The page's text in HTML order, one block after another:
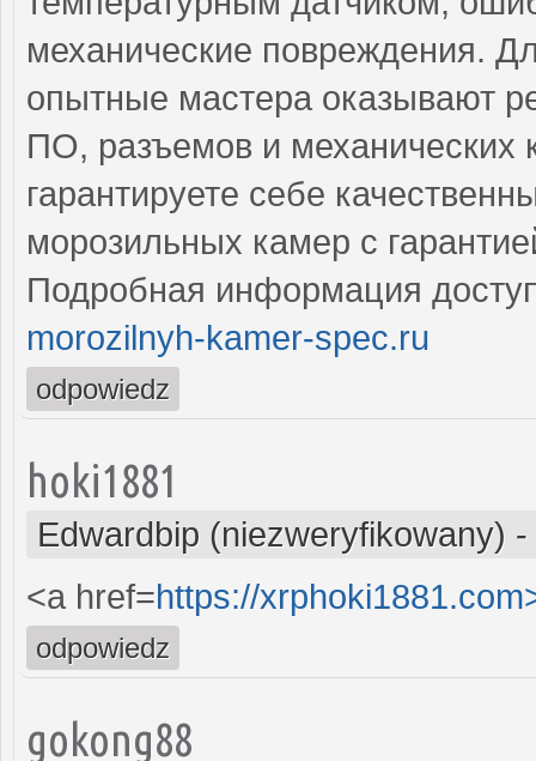
механические повреждения.
опытные мастера оказывают
ПО, разъемов и механических
гарантируете себе
морозильных камер с
Подробная информация
morozilnyh-kamer-spec.ru
odpowiedz
hoki1881
Edwardbip (niezweryfikowany) -
<a href=https://
odpowiedz
gokong88